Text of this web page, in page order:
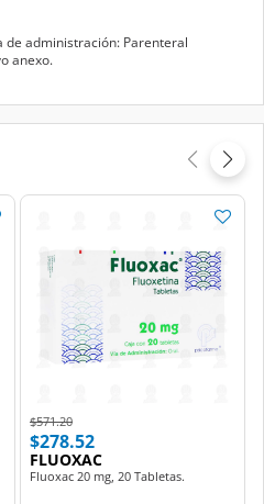
de administración: Parenteral
anexo.
Price reduced from
$571.20to
$278.52
FLUOXAC
Fluoxac 20 mg, 20 Tabletas.